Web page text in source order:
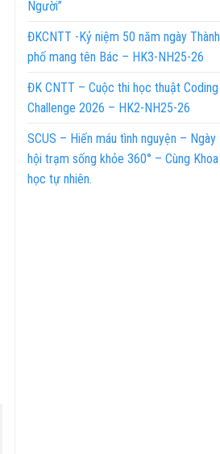
Người”
ĐKCNTT -Kỷ niệm 50 năm ngày Thành
phố mang tên Bác – HK3-NH25-26
ĐK CNTT – Cuộc thi học thuật Coding
Challenge 2026 – HK2-NH25-26
SCUS – Hiến máu tình nguyện – Ngày
hội trạm sống khỏe 360° – Cùng Khoa
học tự nhiên.